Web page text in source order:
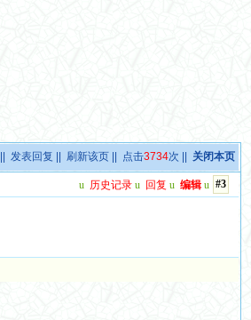
||发表回复 ||刷新该页 || 点击3734次 || 关闭本页
#3
u 历史记录 u 回复 u 编辑 u